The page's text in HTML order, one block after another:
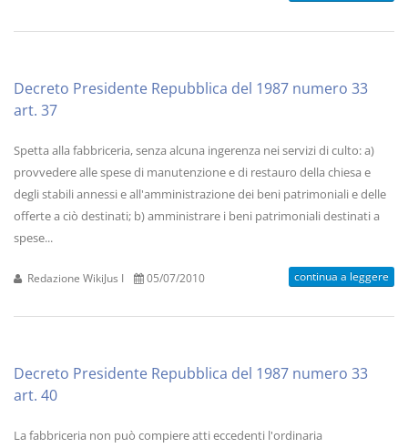
Decreto Presidente Repubblica del 1987 numero 33
art. 37
Spetta alla fabbriceria, senza alcuna ingerenza nei servizi di culto: a)
provvedere alle spese di manutenzione e di restauro della chiesa e
degli stabili annessi e all'amministrazione dei beni patrimoniali e delle
offerte a ciò destinati; b) amministrare i beni patrimoniali destinati a
spese...
Redazione WikiJus I 05/07/2010 continua a leggere
Decreto Presidente Repubblica del 1987 numero 33
art. 40
La fabbriceria non può compiere atti eccedenti l'ordinaria